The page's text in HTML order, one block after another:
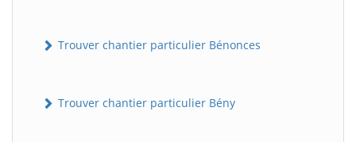
Trouver chantier particulier Bénonces
Trouver chantier particulier Bény